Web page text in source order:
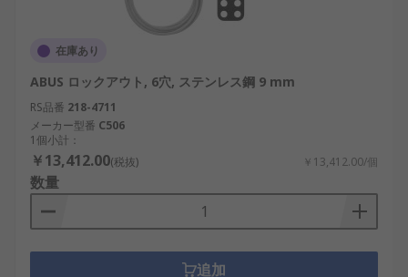
在庫あり
ABUS ロックアウト, 6穴, ステンレス鋼 9 mm
RS品番 218-4711
メーカー型番 C506
1個小計：
￥13,412.00(税抜) ￥13,412.00/個
数量
追加